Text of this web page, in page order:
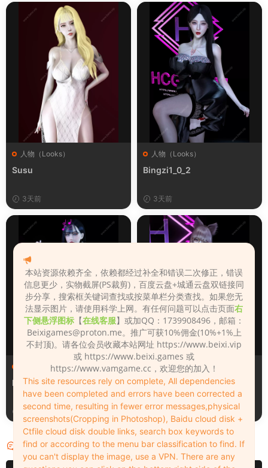
人物（Looks）
Susu
3天前
人物（Looks）
Bingzi1_0_2
3天前
人物（Looks）
Monica_2_2_2
3天前
人物（Looks）
Lizhen2025
4天前
评论 0
本站资源依赖齐全，依赖都经过补全和错误二次修正，错误
信息更少，实物截屏(PS裁剪)，百度云盘+城通云盘双链接同
步分享，搜索框关键词查找或按菜单栏分类查找。如果您无
法显示图片，请使用科学上网。有任何问题可以点击页面右
下侧悬浮图标 【在线客服】或加QQ：1739908496，邮箱：
Beixigames@proton.me。推广可获10%佣金(10%+1%上
不封顶)。请各位会员收藏本站网址 https://www.beixi.vip
或 https://www.beixi.games 或
https://www.vamgame.cc，欢迎您的加入！
This site resources rely on complete, All dependencies
have been completed and errors have been corrected a
second time, resulting in fewer error messages,physical
screenshots(Cropping in Photoshop), Baidu cloud disk +
Ctfile cloud disk double links, search box keywords to
find or according to the menu bar classification to find. If
you can't display the image, use a VPN. There are any